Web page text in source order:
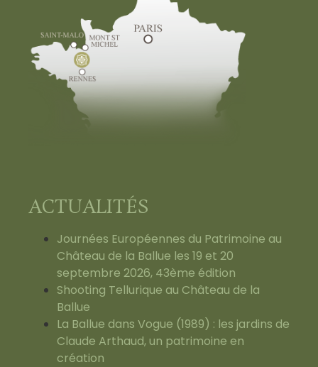
ACTUALITÉS
Journées Européennes du Patrimoine au
Château de la Ballue les 19 et 20
septembre 2026, 43ème édition
Shooting Tellurique au Château de la
Ballue
La Ballue dans Vogue (1989) : les jardins de
Claude Arthaud, un patrimoine en
création